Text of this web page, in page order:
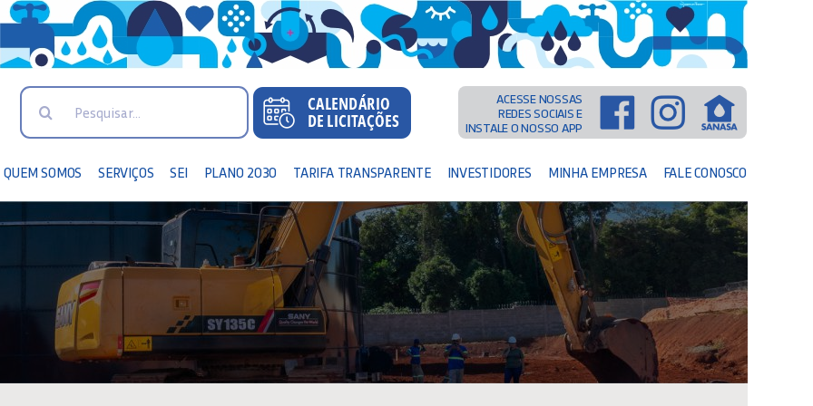
Search
ACESSE NOSSAS
REDES SOCIAIS E
INSTALE O NOSSO APP
QUEM SOMOS SERVIÇOS SEI PLANO 2030 TARIFA TRANSPARENTE INVESTIDORES MINHA EMPRESA FALE CONOSCO